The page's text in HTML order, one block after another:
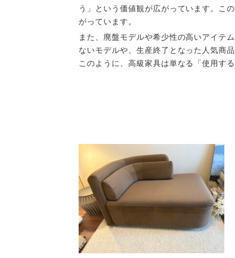
う」という価値観が広がっています。こ
がっています。
また、廃盤モデルや希少性の高いアイテ
ないモデルや、生産終了となった人気商
このように、高級家具は単なる「使用す